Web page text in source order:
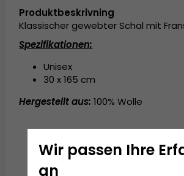
Produktbeskrivning
Klassischer gewebter Schal mit
Spezifikationen:
Unisex
30 x 165 cm
Hergestellt aus: 100% Wolle
Wir passen Ihre
an